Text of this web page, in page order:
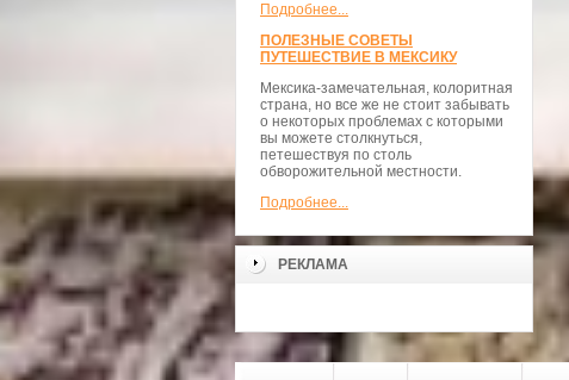
Подробнее...
ПОЛЕЗНЫЕ СОВЕТЫ
ПУТЕШЕСТВИЕ В МЕКСИКУ
Мексика-замечательная, колоритная
страна, но все же не стоит забывать
о некоторых проблемах с которыми
вы можете столкнуться,
петешествуя по столь
обворожительной местности.
Подробнее...
РЕКЛАМА